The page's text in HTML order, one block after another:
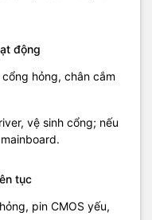
động
hỏng, chân cắm
vệ sinh cổng; nếu
tục
pin CMOS yếu,